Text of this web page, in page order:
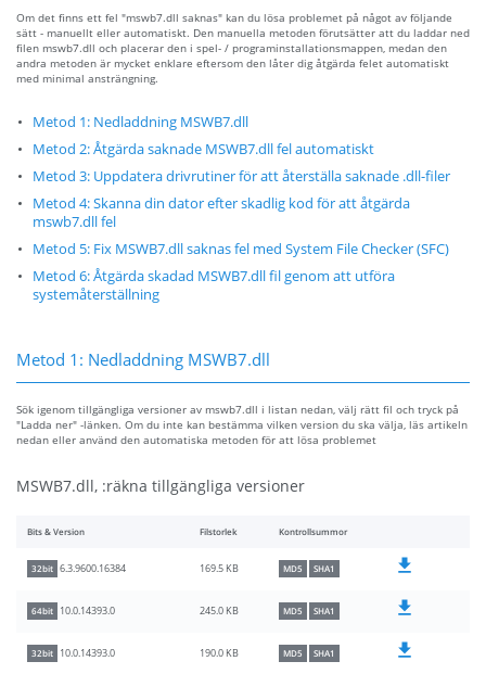
Om det finns ett fel "mswb7.dll saknas" kan du lösa problemet på något av följande
sätt - manuellt eller automatiskt. Den manuella metoden förutsätter att du laddar ned
filen mswb7.dll och placerar den i spel- / programinstallationsmappen, medan den
andra metoden är mycket enklare eftersom den låter dig åtgärda felet automatiskt
med minimal ansträngning.
Metod 1: Nedladdning MSWB7.dll
Metod 2: Åtgärda saknade MSWB7.dll fel automatiskt
Metod 3: Uppdatera drivrutiner för att återställa saknade .dll-filer
Metod 4: Skanna din dator efter skadlig kod för att åtgärda
mswb7.dll fel
Metod 5: Fix MSWB7.dll saknas fel med System File Checker (SFC)
Metod 6: Åtgärda skadad MSWB7.dll fil genom att utföra
systemåterställning
Metod 1: Nedladdning MSWB7.dll
Sök igenom tillgängliga versioner av mswb7.dll i listan nedan, välj rätt fil och tryck på
"Ladda ner" -länken. Om du inte kan bestämma vilken version du ska välja, läs artikeln
nedan eller använd den automatiska metoden för att lösa problemet
MSWB7.dll, :räkna tillgängliga versioner
Bits & Version Filstorlek Kontrollsummor
32bit 6.3.9600.16384 169.5 KB MD5 SHA1
64bit 10.0.14393.0 245.0 KB MD5 SHA1
32bit 10.0.14393.0 190.0 KB MD5 SHA1